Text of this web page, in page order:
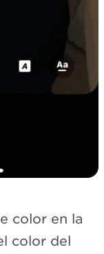
color en la
color del